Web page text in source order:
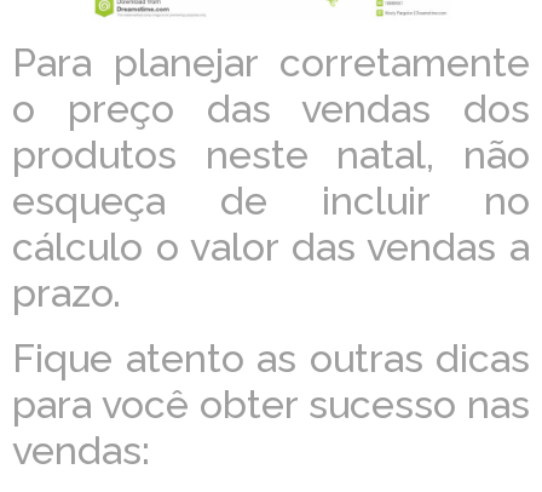
Para planejar corretamente
o preço das vendas dos
produtos neste natal, não
esqueça de incluir no
cálculo o valor das vendas a
prazo.
Fique atento as outras dicas
para você obter sucesso nas
vendas: